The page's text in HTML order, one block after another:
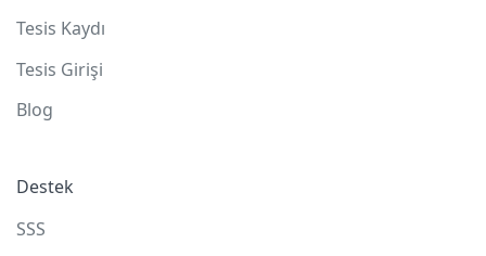
Tesis Kaydı
Tesis Girişi
Blog
Destek
SSS